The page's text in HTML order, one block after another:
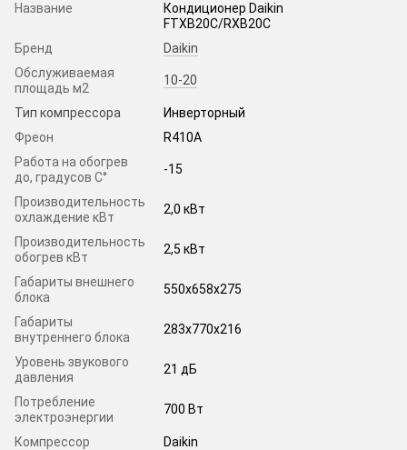
Название
Кондиционер Daikin
FTXB20C/RXB20C
Бренд
Daikin
Обслуживаемая
площадь м2
10-20
Тип компрессора
Инверторный
Фреон
R410A
Работа на обогрев
до, градусов С°
-15
Производительность
охлаждение кВт
2,0 кВт
Производительность
обогрев кВт
2,5 кВт
Габариты внешнего
блока
550x658x275
Габариты
внутреннего блока
283x770x216
Уровень звукового
давления
21 дБ
Потребление
электроэнергии
700 Вт
Компрессор
Daikin